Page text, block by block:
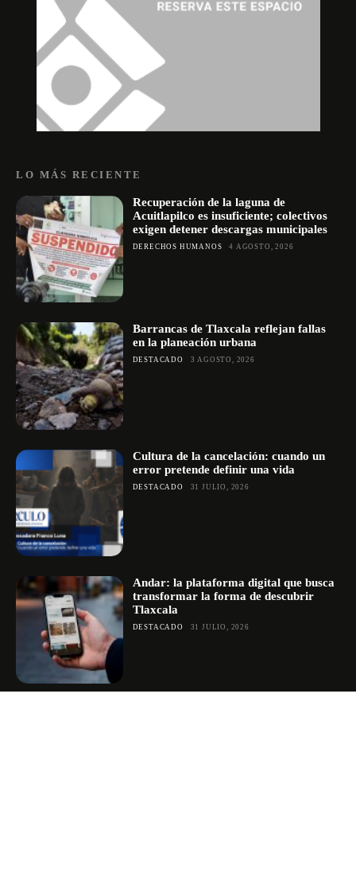
LO MÁS RECIENTE
Recuperación de la laguna de
Acuitlapilco es insuficiente; colectivos
exigen detener descargas municipales
DERECHOS HUMANOS 4 AGOSTO, 2026
Barrancas de Tlaxcala reflejan fallas
en la planeación urbana
DESTACADO 3 AGOSTO, 2026
Cultura de la cancelación: cuando un
error pretende definir una vida
DESTACADO 31 JULIO, 2026
Andar: la plataforma digital que busca
transformar la forma de descubrir
Tlaxcala
DESTACADO 31 JULIO, 2026